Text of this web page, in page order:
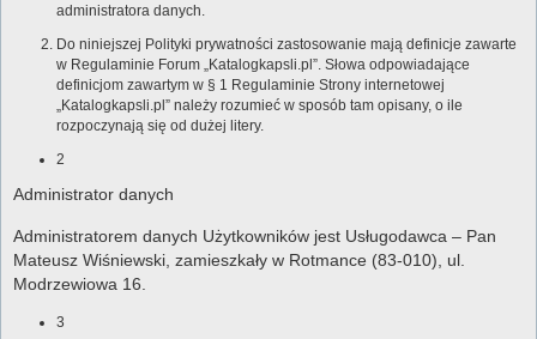
administratora danych.
Do niniejszej Polityki prywatności zastosowanie mają definicje zawarte
w Regulaminie Forum „Katalogkapsli.pl”. Słowa odpowiadające
definicjom zawartym w § 1 Regulaminie Strony internetowej
„Katalogkapsli.pl” należy rozumieć w sposób tam opisany, o ile
rozpoczynają się od dużej litery.
2
Administrator danych
Administratorem danych Użytkowników jest Usługodawca – Pan
Mateusz Wiśniewski, zamieszkały w Rotmance (83-010), ul.
Modrzewiowa 16.
3